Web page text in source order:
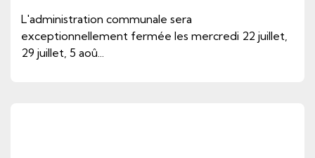
L'administration communale sera
exceptionnellement fermée les mercredi 22 juillet,
29 juillet, 5 aoû...